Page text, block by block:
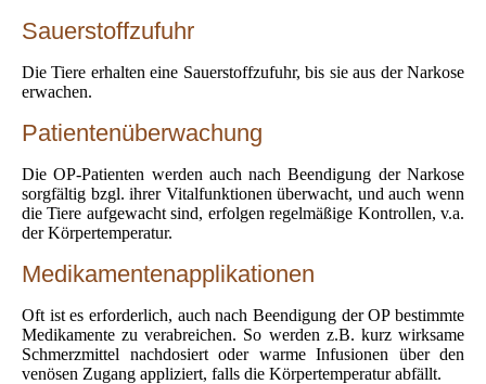
Sauerstoffzufuhr
Die Tiere erhalten eine Sauerstoffzufuhr, bis sie aus der Narkose
erwachen.
Patientenüberwachung
Die OP-Patienten werden auch nach Beendigung der Narkose
sorgfältig bzgl. ihrer Vitalfunktionen überwacht, und auch wenn
die Tiere aufgewacht sind, erfolgen regelmäßige Kontrollen, v.a.
der Körpertemperatur.
Medikamentenapplikationen
Oft ist es erforderlich, auch nach Beendigung der OP bestimmte
Medikamente zu verabreichen. So werden z.B. kurz wirksame
Schmerzmittel nachdosiert oder warme Infusionen über den
venösen Zugang appliziert, falls die Körpertemperatur abfällt.